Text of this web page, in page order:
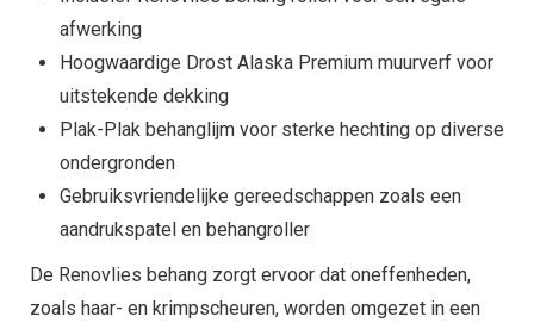
afwerking
Hoogwaardige Drost Alaska Premium muurverf voor
uitstekende dekking
Plak-Plak behanglijm voor sterke hechting op diverse
ondergronden
Gebruiksvriendelijke gereedschappen zoals een
aandrukspatel en behangroller
De Renovlies behang zorgt ervoor dat oneffenheden,
zoals haar- en krimpscheuren, worden omgezet in een